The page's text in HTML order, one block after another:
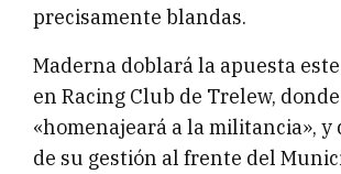
precisamente blandas.
Maderna doblará la apuesta
en Racing Club de Trelew, donde
«homenajeará a la militancia», y
de su gestión al frente del